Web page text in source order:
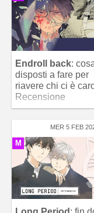
Endroll back:
disposti a fare per
riavere chi ci è
Recensione
MER 5 FEB
M